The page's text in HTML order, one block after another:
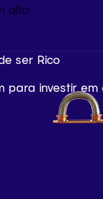
alta
ser Rico
para investir